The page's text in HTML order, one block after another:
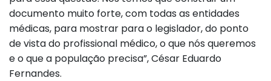
documento muito forte, com todas as entidades
médicas, para mostrar para o legislador, do ponto
de vista do profissional médico, o que nós queremos
e o que a população precisa”, César Eduardo
Fernandes.